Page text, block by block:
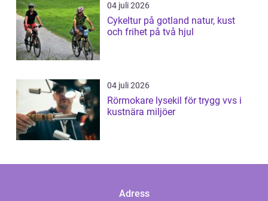
04 juli 2026
Cykeltur på gotland natur, kust
och frihet på två hjul
04 juli 2026
Rörmokare lysekil för trygg vvs i
kustnära miljöer
Adress